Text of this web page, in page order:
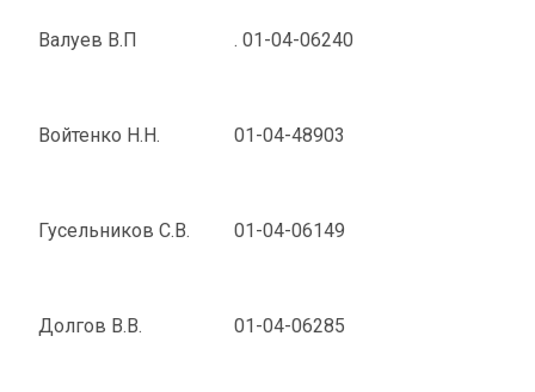
Валуев В.П . 01-04-06240
Войтенко Н.Н. 01-04-48903
Гусельников С.В. 01-04-06149
Долгов В.В. 01-04-06285